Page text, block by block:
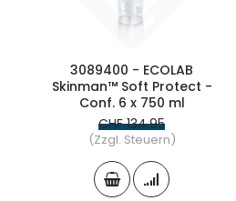
3089400 - ECOLAB
Skinman™ Soft Protect -
Conf. 6 x 750 ml
CHF 134.95
(Zzgl. Steuern)